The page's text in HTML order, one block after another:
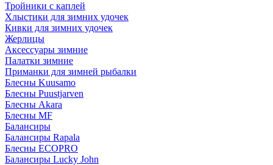
Тройники с каплей
Хлыстики для зимних удочек
Кивки для зимних удочек
Жерлицы
Аксессуары зимние
Палатки зимние
Приманки для зимней рыбалки
Блесны Kuusamo
Блесны Puustjarven
Блесны Akara
Блесны MF
Балансиры
Балансиры Rapala
Блесны ECOPRO
Балансиры Lucky John